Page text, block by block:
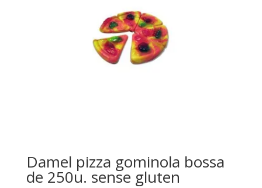
Damel pizza gominola bossa
de 250u. sense gluten